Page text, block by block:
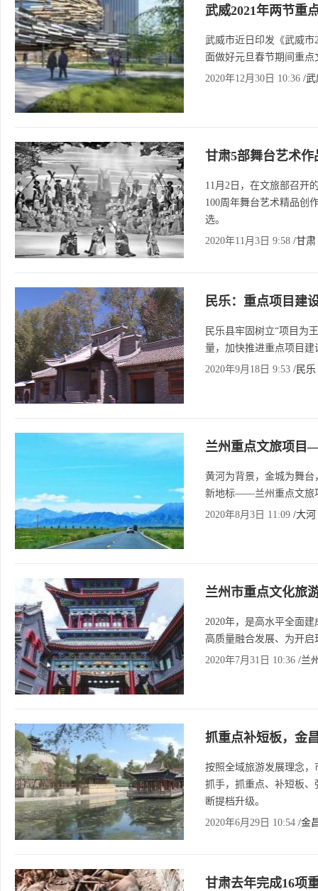
武威2021年两节重
武威市近日印发《武威市
面做好元旦春节期间重点
2020年12月30日 10:36 /武
甘肃5部舞台艺术
11月2日，在文旅部召开
100周年舞台艺术精品创
选。
2020年11月3日 9:58 /甘肃
民乐：重点项目建
民乐县牢固树立“项目为
量，加快推进重点项目
2020年9月18日 9:53 /民乐
兰州重点文旅项目
黄河为背景，金城为舞
新地标——兰州重点文旅
2020年8月3日 11:09 /大河
兰州市重点文化旅
2020年，是高水平全面
高质量融合发展、为开
2020年7月31日 10:36 /兰
抓重点补短板，金
按照全域旅游发展理念
抓手，抓重点、补短板
断提档升级。
2020年6月29日 10:54 /金
甘肃去年完成16项